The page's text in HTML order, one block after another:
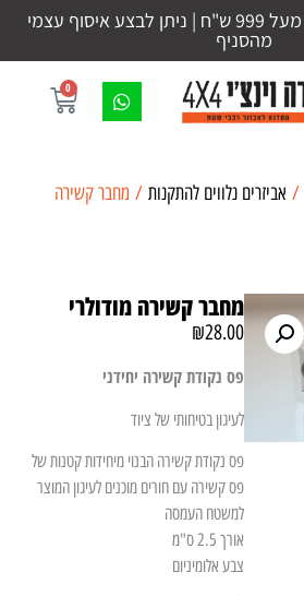
משלוח חינם בהזמנות מעל 999 ש"ח | ניתן לבצע איסוף עצמי
מהסניף
0
/ אביזרים נלווים להתקנות / מחבר קשירה
מחבר קשירה מודולרי
₪28.00
פס נקודת קשירה יחידני
לעיגון בטיחותי של ציוד
פס נקודת קשירה הבנוי מיחידות קטנות של
פס קשירה עם חורים מוכנים לעיגון המוצר
למשטח העמסה
אורך 2.5 ס"מ
צבע אלומיניום